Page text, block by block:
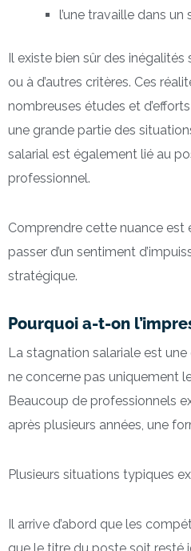
l’une travaille dans
Il existe bien sûr des
ou à d’autres critères. Ces
nombreuses études et
une grande partie des
salarial est également lié au
professionnel.
Comprendre cette nuance est
passer d’un sentiment
stratégique.
Pourquoi a-t-on
La stagnation salariale est
ne concerne pas uniquement
Beaucoup de professionnels
après plusieurs années, une
Plusieurs situations typiques
Il arrive d’abord que les